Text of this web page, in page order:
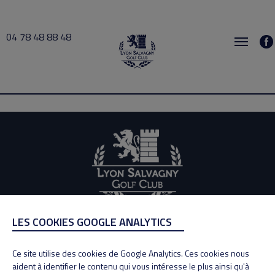
04 78 48 88 48
busy 2026-08-05 21:30 → 2026-08-05 22:00
ADRESSE
69890 La Tour de Salvagny
Tél : 04 78 48 88 48
LES COOKIES GOOGLE ANALYTICS
Ce site utilise des cookies de Google Analytics. Ces cookies nous
aident à identifier le contenu qui vous intéresse le plus ainsi qu'à